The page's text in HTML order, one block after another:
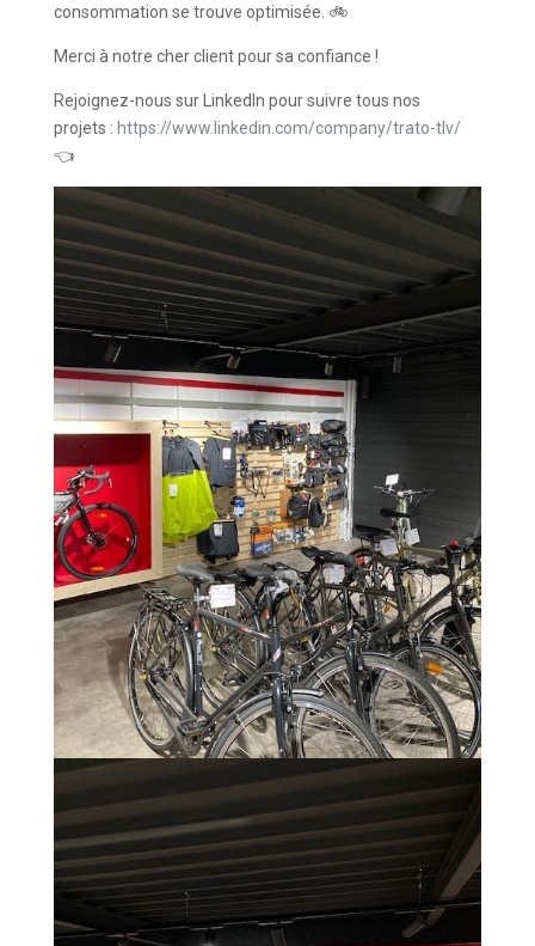
consommation se trouve optimisée. 🚲
Merci à notre cher client pour sa confiance !
Rejoignez-nous sur LinkedIn pour suivre tous nos
projets : https://www.linkedin.com/company/trato-tlv/
👈